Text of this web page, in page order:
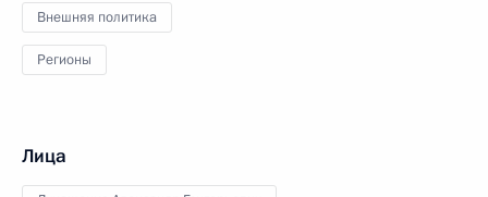
Внешняя политика
Регионы
Лица